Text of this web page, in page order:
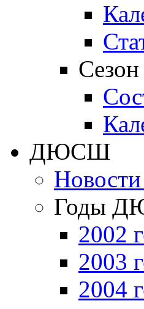
ДЮСШ
Годы
2002
2003
2004